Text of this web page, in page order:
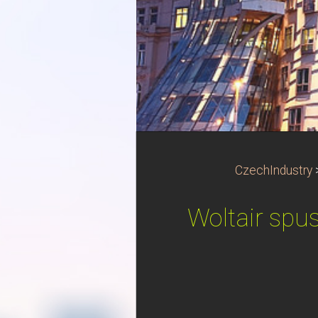
CzechIndustry
Woltair